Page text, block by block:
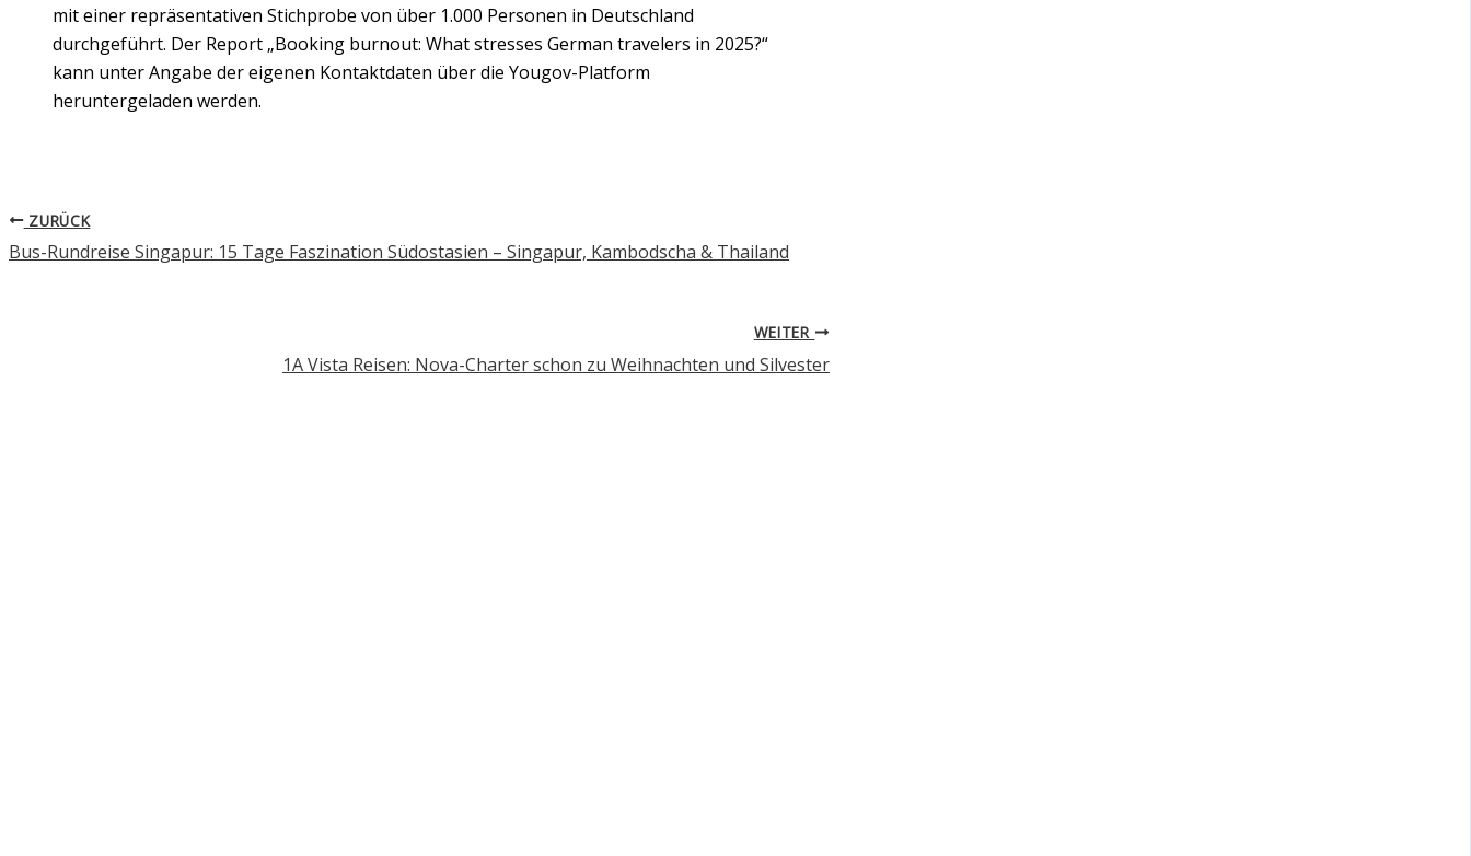
mit einer repräsentativen Stichprobe von über 1.000 Personen in Deutschland
durchgeführt. Der Report „Booking burnout: What stresses German travelers in 2025?“
kann unter Angabe der eigenen Kontaktdaten über die Yougov-Platform
heruntergeladen werden.
ZURÜCK
Bus-Rundreise Singapur: 15 Tage Faszination Südostasien – Singapur, Kambodscha & Thailand
WEITER
1A Vista Reisen: Nova-Charter schon zu Weihnachten und Silvester